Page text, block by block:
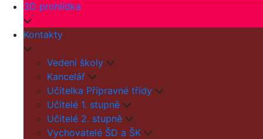
3D prohlídka
Kontakty
Vedení školy
Kancelář
Učitelka Přípravné třídy
Učitelé 1. stupně
Učitelé 2. stupně
Vychovatelé ŠD a ŠK